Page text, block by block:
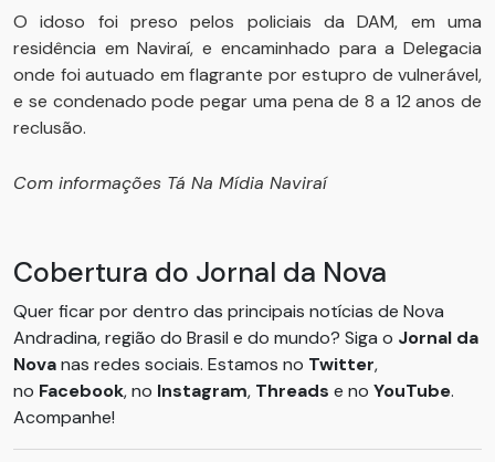
O idoso foi preso pelos policiais da DAM, em uma
residência em Naviraí, e encaminhado para a Delegacia
onde foi autuado em flagrante por estupro de vulnerável,
e se condenado pode pegar uma pena de 8 a 12 anos de
reclusão.
Com informações Tá Na Mídia Naviraí
Cobertura do Jornal da Nova
Quer ficar por dentro das principais notícias de Nova
Andradina, região do Brasil e do mundo? Siga o Jornal da
Novanas redes sociais. Estamos no Twitter,
no Facebook, no Instagram, Threads e no YouTube.
Acompanhe!